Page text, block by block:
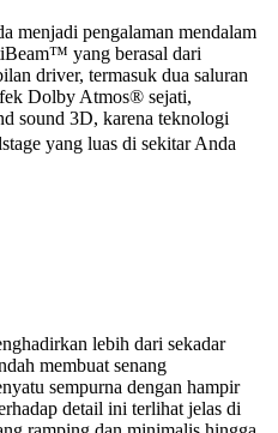
menjadi pengalaman mendalam
yang berasal dari
driver, termasuk dua saluran
Dolby Atmos® sejati,
sound 3D, karena teknologi
yang luas di sekitar Anda
lebih dari sekadar
membuat senang
sempurna dengan hampir
detail ini terlihat jelas di